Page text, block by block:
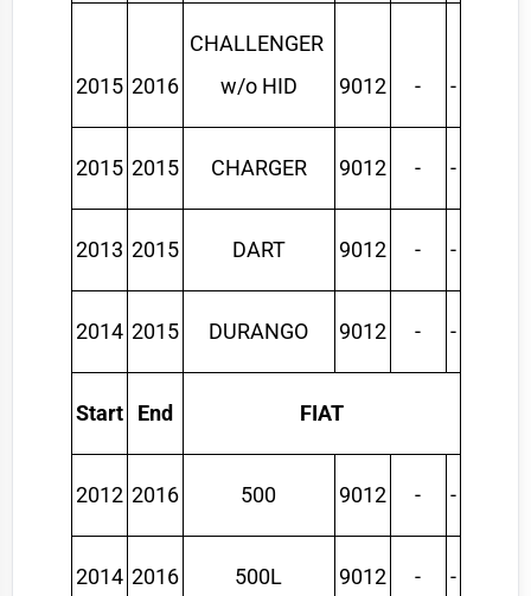
2015 2016
CHALLENGER
w/o HID
9012 - -
2015 2015 CHARGER 9012 - -
2013 2015 DART 9012 - -
2014 2015 DURANGO 9012 - -
Start End FIAT
2012 2016 500 9012 - -
2014 2016 500L 9012 - -